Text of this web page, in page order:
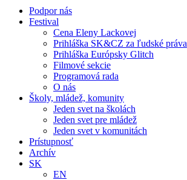
Podpor nás
Festival
Cena Eleny Lackovej
Prihláška SK&CZ za ľudské práva
Prihláška Európsky Glitch
Filmové sekcie
Programová rada
O nás
Školy, mládež, komunity
Jeden svet na školách
Jeden svet pre mládež
Jeden svet v komunitách
Prístupnosť
Archív
SK
EN